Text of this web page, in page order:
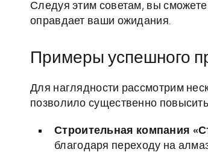
Следуя этим советам, вы
оправдает ваши ожидания.
Примеры успешного
Для наглядности рассмотрим
позволило существенно
Строительная компания
благодаря переходу на